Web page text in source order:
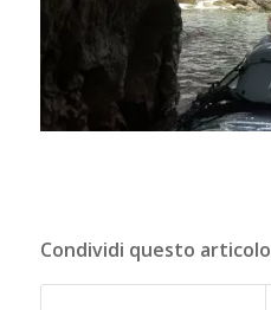
Condividi questo articolo